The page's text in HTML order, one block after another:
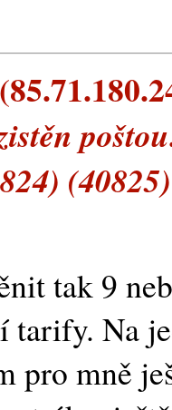
tak 9
tarify. Na
pro mně